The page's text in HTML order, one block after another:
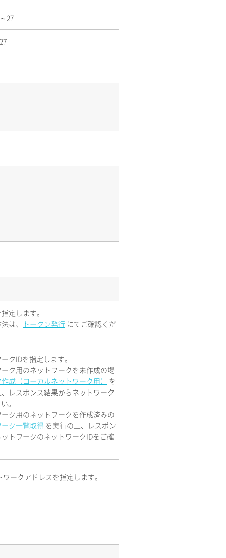
27
定します。
は、
トークン発行 にてご確認くだ
クIDを指定します。
ク用のネットワークを未作成の場
成（ローカルネットワーク用）
を
レスポンス結果からネットワーク
。
ク用のネットワークを作成済みの
ク一覧取得 を実行の上、レスポン
トワークのネットワークIDをご確
ークアドレスを指定します。